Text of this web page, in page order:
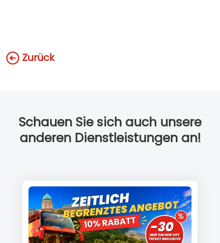
Zurück
Schauen Sie sich auch unsere
anderen Dienstleistungen an!